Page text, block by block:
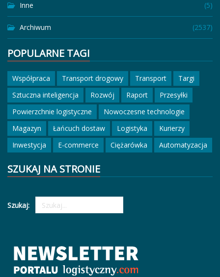
Inne (5)
Archiwum (2537)
POPULARNE TAGI
Współpraca Transport drogowy Transport
Targi
Sztuczna inteligencja
Rozwój Raport
Przesyłki
Powierzchnie logistyczne
Nowoczesne technologie
Magazyn
Łańcuch dostaw Logistyka
Kurierzy
Inwestycja
E-commerce Ciężarówka Automatyzacja
SZUKAJ NA STRONIE
Szukaj: